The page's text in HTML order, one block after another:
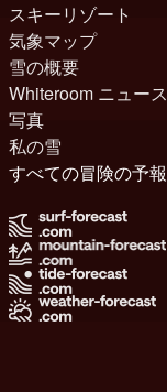
スキーリゾート
気象マップ
雪の概要
Whiteroom ニュース
写真
私の雪
すべての冒険の予報